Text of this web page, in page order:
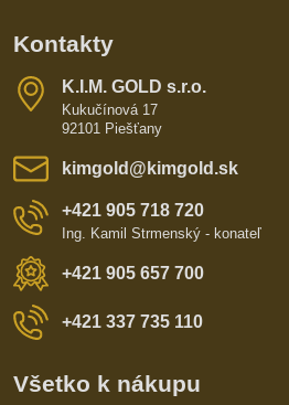
Kontakty
K​​.I​​.M​​. GOLD s​​.r​​.o​​.
Kukučínová 17
92101 Piešťany
kimgold​@kimgold​.sk
+421 905 718 720
Ing. Kamil Strmenský - konateľ
+421 905 657 700
+421 337 735 110
Všetko k nákupu